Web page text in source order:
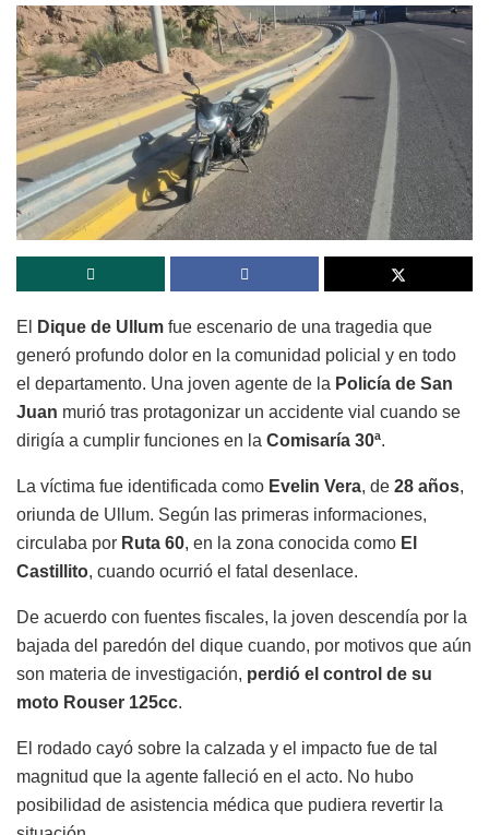
El Dique de Ullum fue escenario de una tragedia que
generó profundo dolor en la comunidad policial y en todo
el departamento. Una joven agente de la Policía de San
Juan murió tras protagonizar un accidente vial cuando se
dirigía a cumplir funciones en la Comisaría 30ª.
La víctima fue identificada como Evelin Vera, de 28 años,
oriunda de Ullum. Según las primeras informaciones,
circulaba por Ruta 60, en la zona conocida como El
Castillito, cuando ocurrió el fatal desenlace.
De acuerdo con fuentes fiscales, la joven descendía por la
bajada del paredón del dique cuando, por motivos que aún
son materia de investigación, perdió el control de su
moto Rouser 125cc.
El rodado cayó sobre la calzada y el impacto fue de tal
magnitud que la agente falleció en el acto. No hubo
posibilidad de asistencia médica que pudiera revertir la